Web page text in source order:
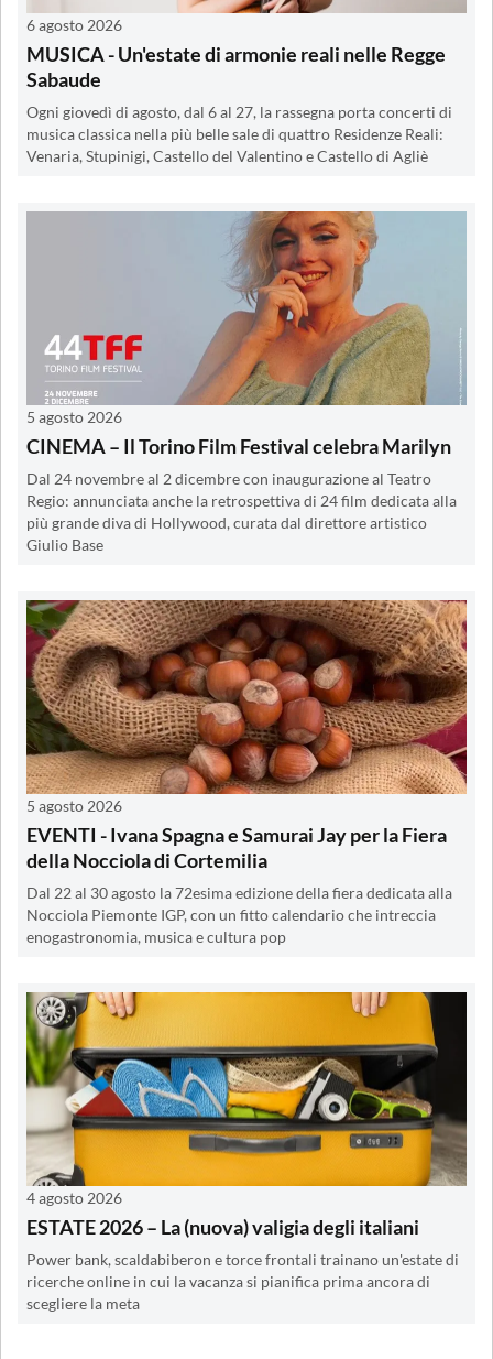
6 agosto 2026
MUSICA - Un'estate di armonie reali nelle Regge
Sabaude
Ogni giovedì di agosto, dal 6 al 27, la rassegna porta concerti di
musica classica nella più belle sale di quattro Residenze Reali:
Venaria, Stupinigi, Castello del Valentino e Castello di Agliè
5 agosto 2026
CINEMA – Il Torino Film Festival celebra Marilyn
Dal 24 novembre al 2 dicembre con inaugurazione al Teatro
Regio: annunciata anche la retrospettiva di 24 film dedicata alla
più grande diva di Hollywood, curata dal direttore artistico
Giulio Base
5 agosto 2026
EVENTI - Ivana Spagna e Samurai Jay per la Fiera
della Nocciola di Cortemilia
Dal 22 al 30 agosto la 72esima edizione della fiera dedicata alla
Nocciola Piemonte IGP, con un fitto calendario che intreccia
enogastronomia, musica e cultura pop
4 agosto 2026
ESTATE 2026 – La (nuova) valigia degli italiani
Power bank, scaldabiberon e torce frontali trainano un'estate di
ricerche online in cui la vacanza si pianifica prima ancora di
scegliere la meta